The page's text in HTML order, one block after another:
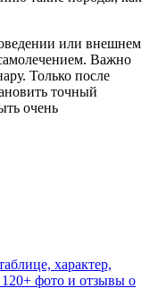
или внешнем
Важно
Только после
точный
очень
характер,
фото и отзывы о